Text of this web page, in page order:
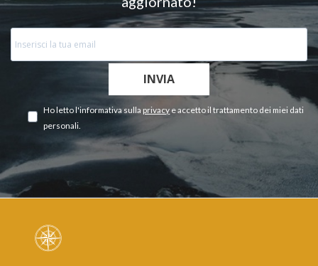
INVIA
Ho letto l'informativa sulla privacy e accetto il trattamento dei miei dati
personali.